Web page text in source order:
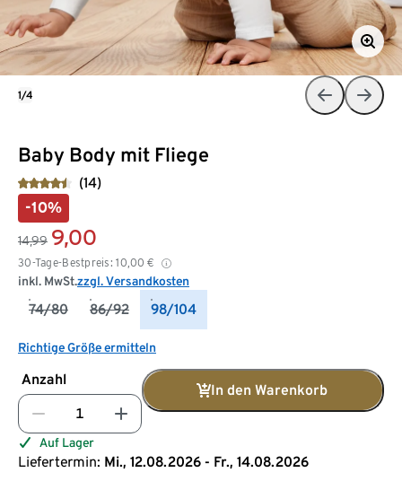
Baby Body mit Fliege
(14)
-10%
14,99 9,00
30-Tage-Bestpreis: 10,00 €
inkl. MwSt.zzgl. Versandkosten
74/80 86/92 98/104
Richtige Größe ermitteln
Anzahl
In den Warenkorb
Auf Lager
Liefertermin: Mi., 12.08.2026 - Fr., 14.08.2026
1/4